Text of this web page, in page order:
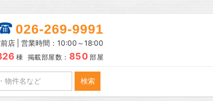
026-269-9991
店 | 営業時間：10:00～18:00
棟 掲載部屋数： 850 部屋